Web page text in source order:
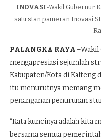
INOVASI-Wakil Gubernur
satu stan pameran Inovasi
PALANGKA RAYA –Wakil
mengapresiasi sejumlah
Kabupaten/Kota di Kalteng
itu menurutnya memang
penanganan penurunan
“Kata kuncinya adalah kita
bersama semua